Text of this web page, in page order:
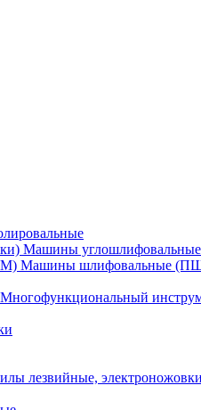
Машины углошлифовальные
Машины шлифовальные
Многофункциональный
лезвийные, электроножовки